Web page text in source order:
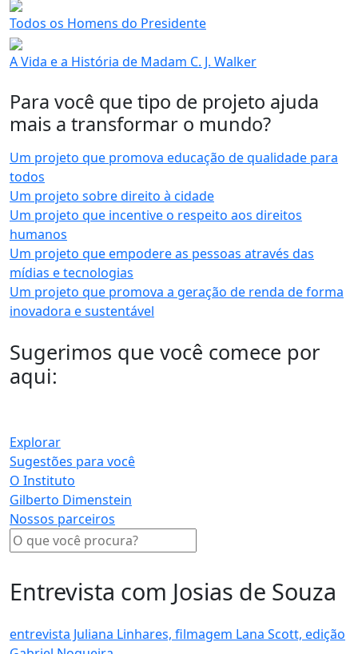
Todos os Homens do Presidente
A Vida e a História de Madam C. J. Walker
Para você que tipo de projeto ajuda
mais a transformar o mundo?
Um projeto que promova educação de qualidade para
todos
Um projeto sobre direito à cidade
Um projeto que incentive o respeito aos direitos
humanos
Um projeto que empodere as pessoas através das
mídias e tecnologias
Um projeto que promova a geração de renda de forma
inovadora e sustentável
Sugerimos que você comece por
aqui:
Explorar
Sugestões para você
O Instituto
Gilberto Dimenstein
Nossos parceiros
Entrevista com Josias de Souza
entrevista Juliana Linhares, filmagem Lana Scott, edição